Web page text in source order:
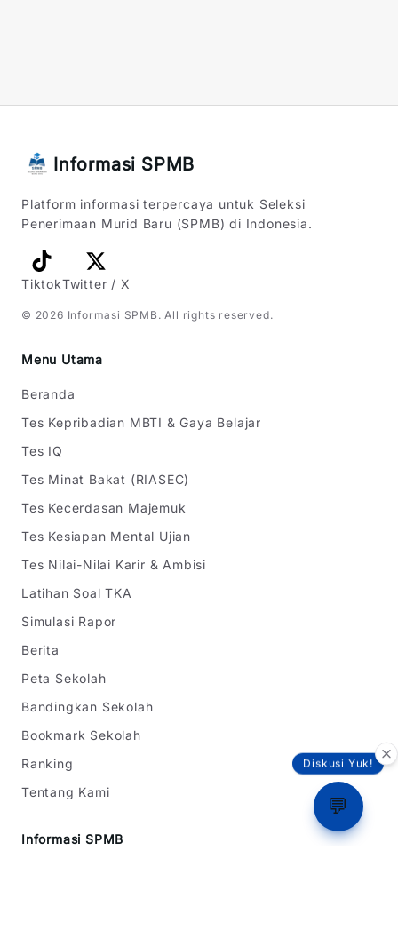
Diskusi Yuk!
💬
Informasi SPMB
Platform informasi terpercaya untuk Seleksi
Penerimaan Murid Baru (SPMB) di Indonesia.
TiktokTwitter / X
© 2026 Informasi SPMB . All rights reserved.
Menu Utama
Beranda
Tes Kepribadian MBTI & Gaya Belajar
Tes IQ
Tes Minat Bakat (RIASEC)
Tes Kecerdasan Majemuk
Tes Kesiapan Mental Ujian
Tes Nilai-Nilai Karir & Ambisi
Latihan Soal TKA
Simulasi Rapor
Berita
Peta Sekolah
Bandingkan Sekolah
Bookmark Sekolah
Ranking
Tentang Kami
Informasi SPMB